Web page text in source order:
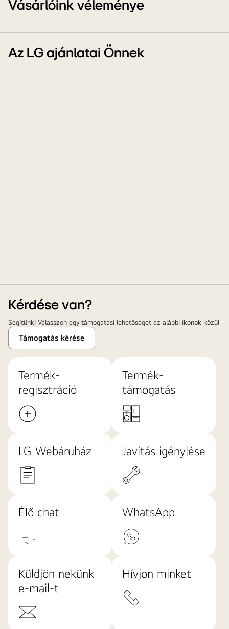
Vásárlóink véleménye
Az LG ajánlatai Önnek
Kérdése van?
Segítünk! Válasszon egy támogatási lehetőséget az alábbi ikonok közül:
Támogatás kérése
Termék-
regisztráció
Termék-
támogatás
LG Webáruház Javítás igénylése
Élő chat WhatsApp
Küldjön nekünk
e-mail-t
Hívjon minket